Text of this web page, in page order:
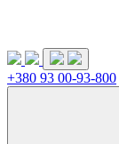
+380 93 00-93-800